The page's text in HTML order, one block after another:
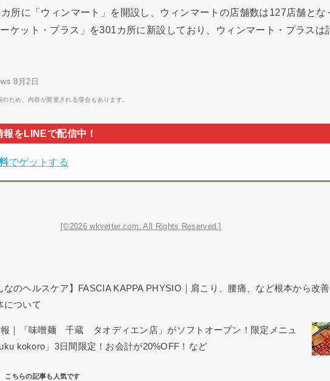
所に「ウィンマート」を開設し、ウィンマートの店舗数は127店舗とな
ケット・プラス」を301カ所に新設しており、ウィンマート・プラスは
8月2日
ため、内容が変更される場合もあります。
でゲットする
[©2026 wkvetter.com. All Rights Reserved.]
なのヘルスケア】FASCIA KAPPA PHYSIO｜肩こり、腰痛、など根本から改
について
報｜「味噌麺 千蔵 タオディエン店」がソフトオープン！限定メニュ
kokoro」3日間限定！お会計が20%OFF！など